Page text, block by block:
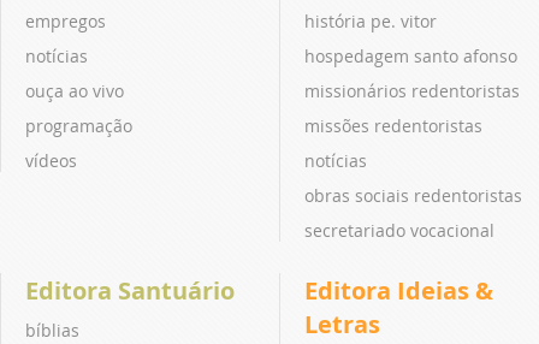
empregos
notícias
ouça ao vivo
programação
vídeos
história pe. vitor
hospedagem santo afonso
missionários redentoristas
missões redentoristas
notícias
obras sociais redentoristas
secretariado vocacional
Editora Santuário
bíblias
Editora Ideias &
Letras